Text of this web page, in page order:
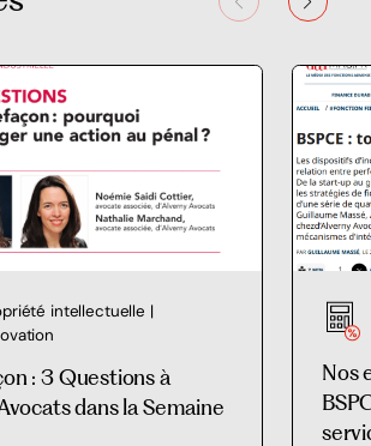
intellectuelle |
: 3 Questions à
dans la Semaine
Nos